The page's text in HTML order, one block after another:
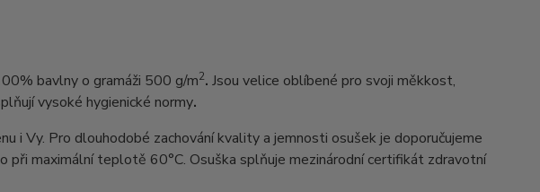
bavlny o gramáži 500 g/m2. Jsou velice oblíbené pro svoji měkkost,
vysoké hygienické normy.
i Vy. Pro dlouhodobé zachování kvality a jemnosti osušek je doporučujeme
při maximální teplotě 60°C. Osuška splňuje mezinárodní certifikát zdravotní